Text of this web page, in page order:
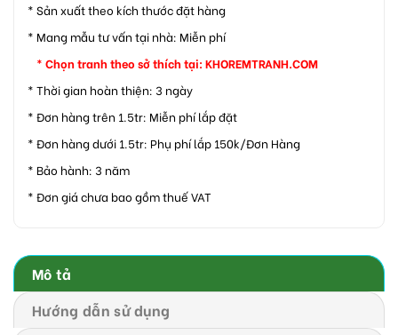
* Sản xuất theo kích thước đặt hàng
* Mang mẫu tư vấn tại nhà: Miễn phí
* Chọn tranh theo sở thích tại: KHOREMTRANH.COM
* Thời gian hoàn thiện: 3 ngày
* Đơn hàng trên 1.5tr: Miễn phí lắp đặt
* Đơn hàng dưới 1.5tr: Phụ phí lắp 150k/Đơn Hàng
* Bảo hành: 3 năm
* Đơn giá chưa bao gồm thuế VAT
Mô tả
Hướng dẫn sử dụng